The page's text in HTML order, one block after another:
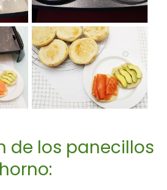
de los panecillos